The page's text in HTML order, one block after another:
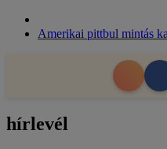
Amerikai pittbul mintás
hírlevél